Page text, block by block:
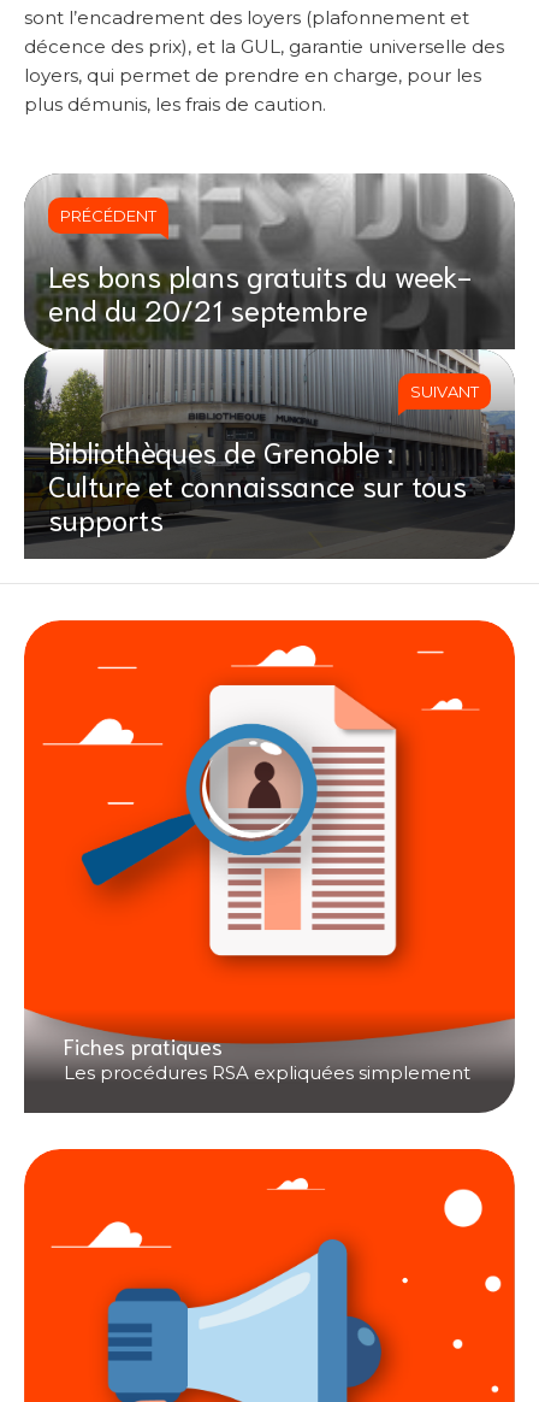
sont l’encadrement des loyers (plafonnement et
décence des prix), et la GUL, garantie universelle des
loyers, qui permet de prendre en charge, pour les
plus démunis, les frais de caution.
PRÉCÉDENT
Les bons plans gratuits du week-
end du 20/21 septembre
SUIVANT
Bibliothèques de Grenoble :
Culture et connaissance sur tous
supports
Fiches pratiques
Les procédures RSA expliquées simplement